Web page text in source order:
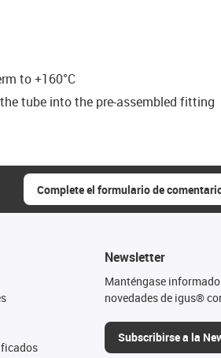
to +160°C
tube into the pre-assembled fitting
Complete el formulario de
Newsletter
Manténgase
novedades de igus®
Subscribirse a la